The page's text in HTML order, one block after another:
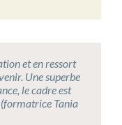
et en ressort
Une superbe
le cadre est
Tania